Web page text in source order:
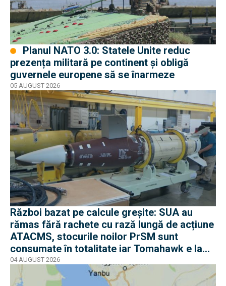
prezența militară pe continent și obligă
guvernele europene să se înarmeze
05 AUGUST 2026
Război bazat pe calcule greșite: SUA au
rămas fără rachete cu rază lungă de acțiune
ATACMS, stocurile noilor PrSM sunt
consumate în totalitate iar Tomahawk e la
jumătate
04 AUGUST 2026